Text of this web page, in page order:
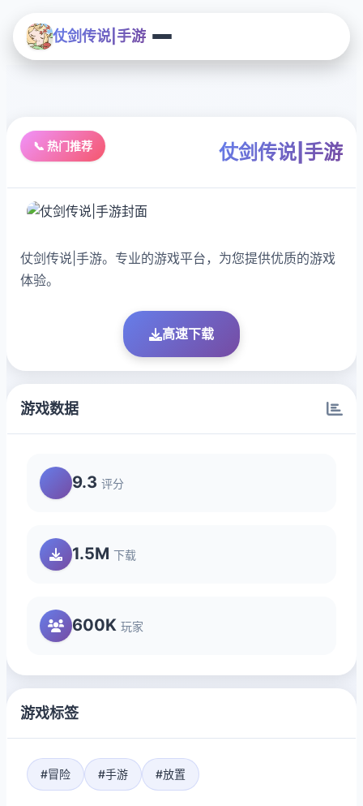
仗剑传说|手游
📞 热门推荐 仗剑传说|手游
仗剑传说|手游。专业的游戏平台，为您提供优质的游戏
体验。
高速下载
游戏数据
9.3 评分
1.5M 下载
600K 玩家
游戏标签
#冒险 #手游 #放置